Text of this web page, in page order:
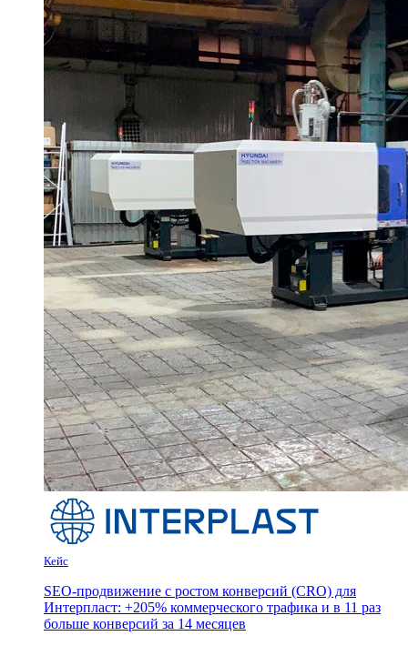
Кейс
SEO-продвижение с ростом конверсий (CRO) для
Интерпласт: +205% коммерческого трафика и в 11 раз
больше конверсий за 14 месяцев